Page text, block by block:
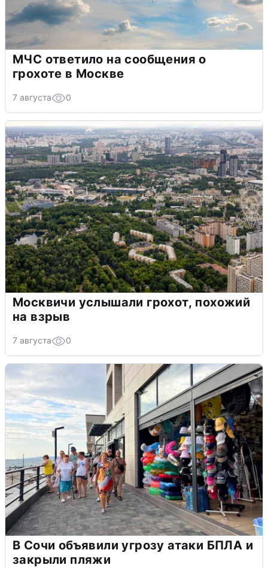
МЧС ответило на сообщения о
грохоте в Москве
7 августа 0
Москвичи услышали грохот, похожий
на взрыв
7 августа 0
В Сочи объявили угрозу атаки БПЛА и
закрыли пляжи